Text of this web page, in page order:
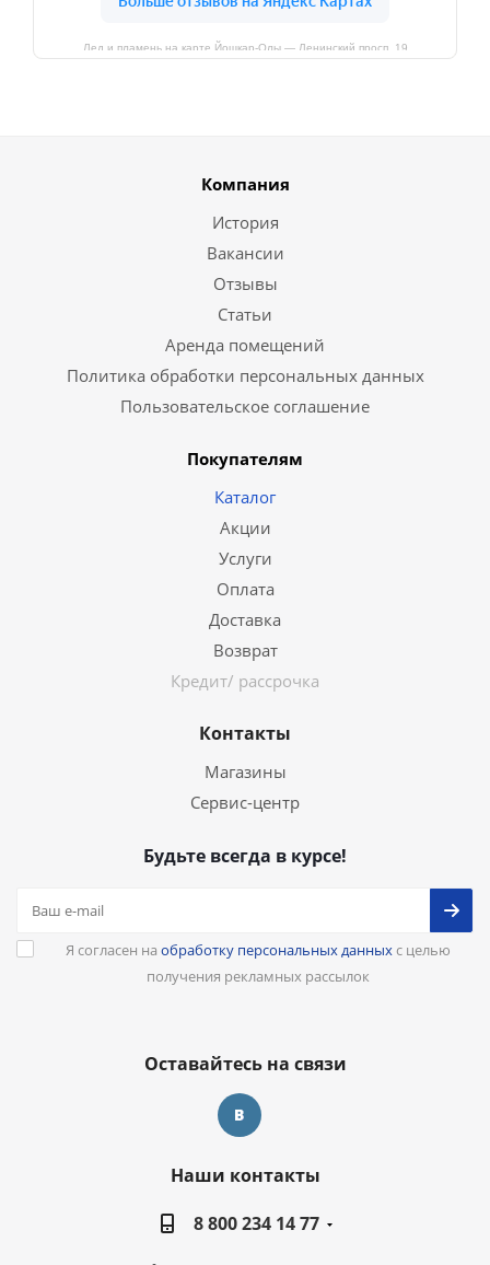
Лед и пламень на карте Йошкар‑Олы — Ленинский просп.,19
Компания
История
Вакансии
Отзывы
Статьи
Аренда помещений
Политика обработки персональных данных
Пользовательское соглашение
Покупателям
Каталог
Акции
Услуги
Оплата
Доставка
Возврат
Кредит/ рассрочка
Контакты
Магазины
Сервис-центр
Будьте всегда в курсе!
Я согласен на обработку персональных данныхс целью
получения рекламных рассылок
Оставайтесь на связи
Наши контакты
8 800 234 14 77